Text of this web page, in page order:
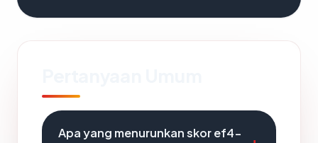
Apa yang menurunkan skor ef4-